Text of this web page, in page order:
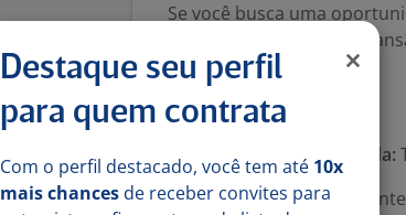
Se você busca uma
de uma empresa em
RH.
Número de vagas:
Tipo de contrato e Jornada:
Área Profissional:
Destaque seu perfil
para quem contrata
Com o perfil destacado, você tem até 10x
mais chances de receber convites para